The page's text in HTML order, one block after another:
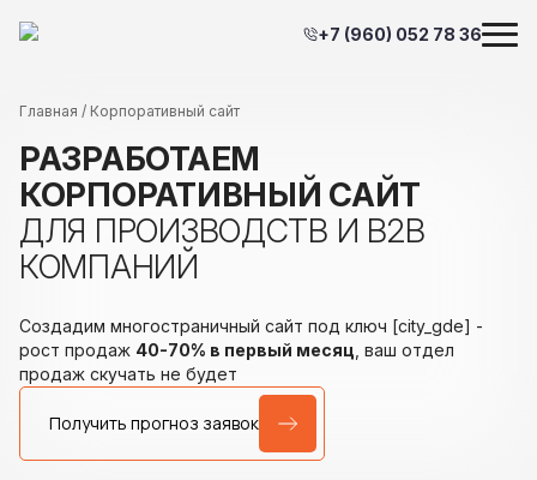
+7 (960) 052 78 36
Главная / Корпоративный сайт
РАЗРАБОТАЕМ
КОРПОРАТИВНЫЙ САЙТ
ДЛЯ ПРОИЗВОДСТВ И В2В
КОМПАНИЙ
Создадим многостраничный сайт под ключ [city_gde] -
рост продаж 40-70% в первый месяц ваш отдел
продаж скучать не будет
Получить прогноз заявок